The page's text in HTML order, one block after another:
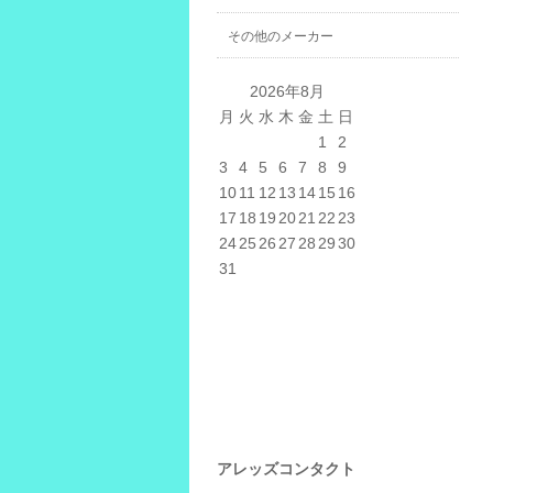
その他のメーカー
2026年8月
月 火 水 木 金 土 日
1
2
3
4 5 6 7 8
9
1011 12 13 1415 16
17 18 19 2021 22 23
2425 26 27 28 2930
31
アレッズコンタクト